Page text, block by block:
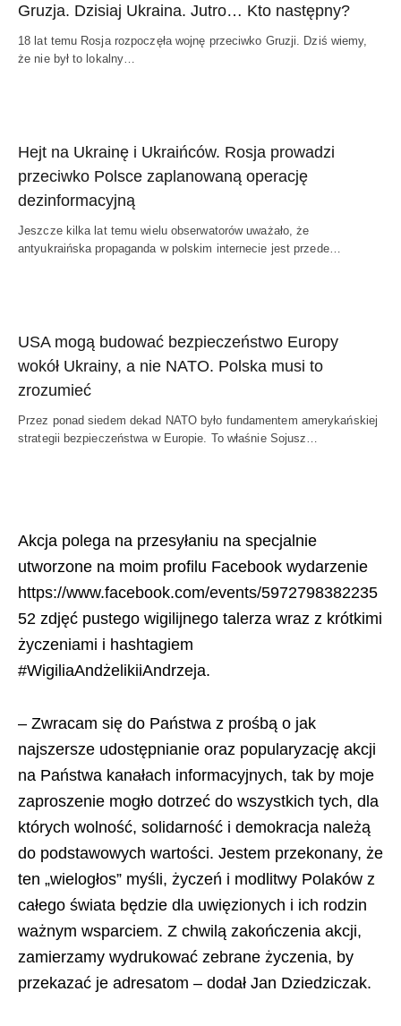
Gruzja. Dzisiaj Ukraina. Jutro… Kto następny?
18 lat temu Rosja rozpoczęła wojnę przeciwko Gruzji. Dziś wiemy,
że nie był to lokalny…
Hejt na Ukrainę i Ukraińców. Rosja prowadzi
przeciwko Polsce zaplanowaną operację
dezinformacyjną
Jeszcze kilka lat temu wielu obserwatorów uważało, że
antyukraińska propaganda w polskim internecie jest przede…
USA mogą budować bezpieczeństwo Europy
wokół Ukrainy, a nie NATO. Polska musi to
zrozumieć
Przez ponad siedem dekad NATO było fundamentem amerykańskiej
strategii bezpieczeństwa w Europie. To właśnie Sojusz…
Akcja polega na przesyłaniu na specjalnie
utworzone na moim profilu Facebook wydarzenie
https://www.facebook.com/events/5972798382235
52 zdjęć pustego wigilijnego talerza wraz z krótkimi
życzeniami i hashtagiem
#WigiliaAndżelikiiAndrzeja.
– Zwracam się do Państwa z prośbą o jak
najszersze udostępnianie oraz popularyzację akcji
na Państwa kanałach informacyjnych, tak by moje
zaproszenie mogło dotrzeć do wszystkich tych, dla
których wolność, solidarność i demokracja należą
do podstawowych wartości. Jestem przekonany, że
ten „wielogłos” myśli, życzeń i modlitwy Polaków z
całego świata będzie dla uwięzionych i ich rodzin
ważnym wsparciem. Z chwilą zakończenia akcji,
zamierzamy wydrukować zebrane życzenia, by
przekazać je adresatom – dodał Jan Dziedziczak.